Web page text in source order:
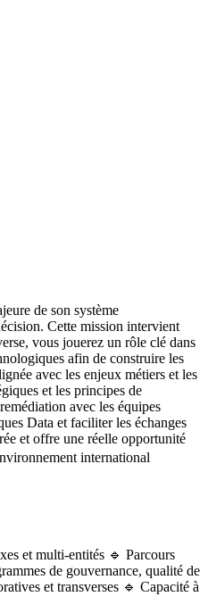
de son système
Cette mission intervient
vous jouerez un rôle clé dans
afin de construire les
avec les enjeux métiers et les
et les principes de
avec les équipes
Data et faciliter les échanges
et offre une réelle opportunité
international
et multi-entités 🔹 Parcours
de gouvernance, qualité de
et transverses 🔹 Capacité à